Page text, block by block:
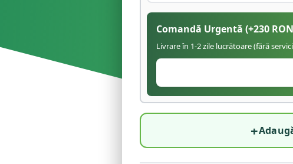
Comandă Urgentă (+230
Livrare în 1-2 zile lucrătoare (fără
+